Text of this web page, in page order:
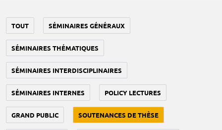
TOUT SÉMINAIRES GÉNÉRAUX
SÉMINAIRES THÉMATIQUES
SÉMINAIRES INTERDISCIPLINAIRES
SÉMINAIRES INTERNES POLICY LECTURES
GRAND PUBLIC SOUTENANCES DE THÈSE